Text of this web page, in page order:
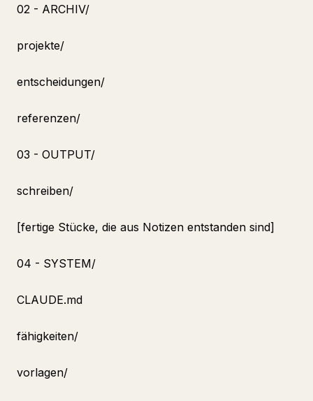
02 - ARCHIV/
projekte/
entscheidungen/
referenzen/
03 - OUTPUT/
schreiben/
[fertige Stücke, die aus Notizen entstanden sind]
04 - SYSTEM/
CLAUDE.md
fähigkeiten/
vorlagen/